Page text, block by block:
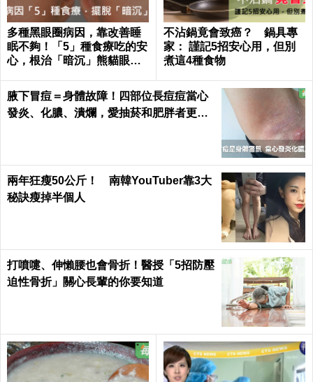
多種黑眼圈病因，靠改善睡
眠不夠！「5」種食療吃的安
心，根治「暗沉」熊貓眼｜
不沾鍋竟會致癌？ 鍋具專
家： 謹記5招安心用，但別
煮這4種食物
腋下冒痘＝身體故障！四部位長痘痘當心
發炎、化膿、潰爛，愛抽菸和肥胖者更要
兩年狂瘦50公斤！ 南韓YouTuber靠3大
秘訣瘦掉半個人
打噴嚏、伸懶腰也會骨折！醫授「5招防壓
迫性骨折」關心長輩的你要知道